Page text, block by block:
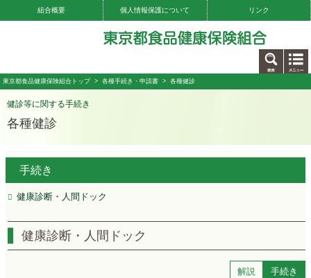
組合概要 個人情報保護について リンク
東京都食品健康保険組合トップ> 各種手続き・申請書 > 各種健診
健診等に関する手続き
各種健診
手続き
健康診断・人間ドック
健康診断・人間ドック
解説 手続き